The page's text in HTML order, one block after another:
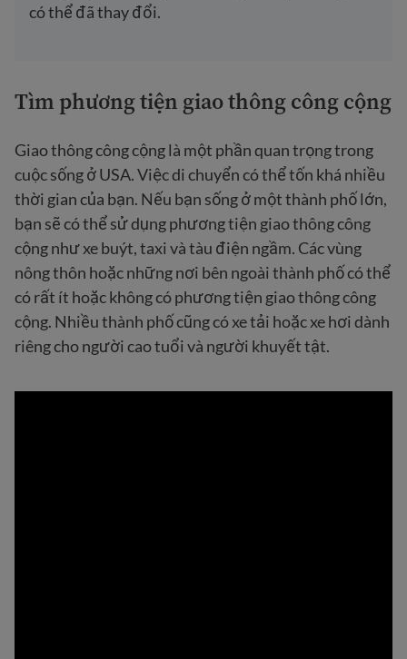
có thể đã thay đổi.
Tìm phương tiện giao thông công cộng
Giao thông công cộng là một phần quan trọng trong
cuộc sống ở USA. Việc di chuyển có thể tốn khá nhiều
thời gian của bạn. Nếu bạn sống ở một thành phố lớn,
bạn sẽ có thể sử dụng phương tiện giao thông công
cộng như xe buýt, taxi và tàu điện ngầm. Các vùng
nông thôn hoặc những nơi bên ngoài thành phố có thể
có rất ít hoặc không có phương tiện giao thông công
cộng. Nhiều thành phố cũng có xe tải hoặc xe hơi dành
riêng cho người cao tuổi và người khuyết tật.